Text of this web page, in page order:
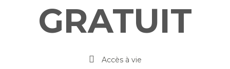
GRATUIT
Accès à vie